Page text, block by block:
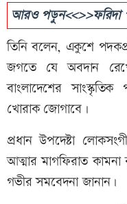
আরও পড়ুন<<>>ফরিদা
তিনি বলেন, একুশে
জগতে যে অবদান
বাংলাদেশের
খোরাক জোগাবে।
প্রধান উপদেষ্টা
আত্মার মাগফিরাত
গভীর সমবেদনা জানান।